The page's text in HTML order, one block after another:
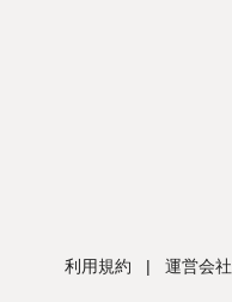
利用規約 | 運営会社